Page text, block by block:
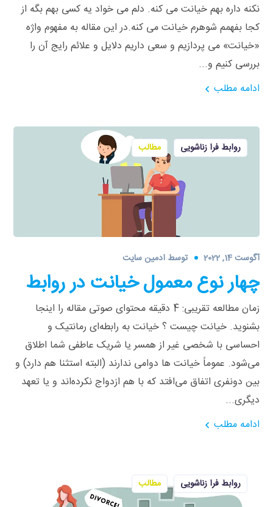
نکنه داره بهم خیانت می کنه. دلم می خواد یه کسی بهم بگه از
کجا بفهمم شوهرم خیانت می کنه.در این مقاله به مفهوم واژه
«خیانت» می پردازیم و سعی داریم دلایل و علائم رایج آن را
بررسی کنیم و...
ادامه مطلب
روابط فرا زناشویی مطالب
آگوست 14, 2022 توسطادمین سایت
چهار نوع معمول خیانت در روابط
زمان مطالعه تقریبی: 4 دقیقه محتوای صوتی مقاله را اینجا
بشنوید. خیانت چیست ؟ خیانت به رابطه‌ای رمانتیک و
احساسی با شخصی غیر از همسر یا شریک عاطفی شما اطلاق
می‌شود. عموماً خیانت ها دوامی ندارند (البته استثنا هم دارد) و
بین دونفری اتفاق می‌افتد که با هم ازدواج نکرده‌اند و یا تعهد
دیگری...
ادامه مطلب
روابط فرا زناشویی مطالب